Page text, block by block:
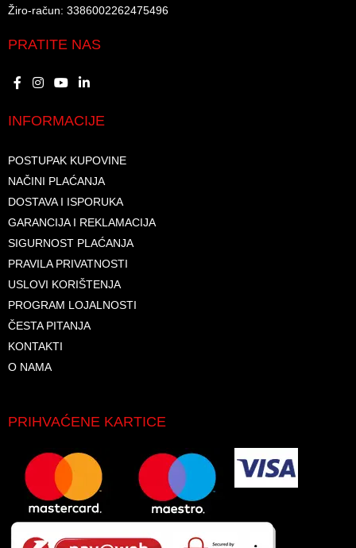
Žiro-račun: 3386002262475496​​
PRATITE NAS
INFORMACIJE
POSTUPAK KUPOVINE
NAČINI PLAĆANJA
DOSTAVA I ISPORUKA
GARANCIJA I REKLAMACIJA
SIGURNOST PLAĆANJA
PRAVILA PRIVATNOSTI
USLOVI KORIŠTENJA
PROGRAM LOJALNOSTI
ČESTA PITANJA
KONTAKTI
O NAMA
PRIHVAĆENE KARTICE